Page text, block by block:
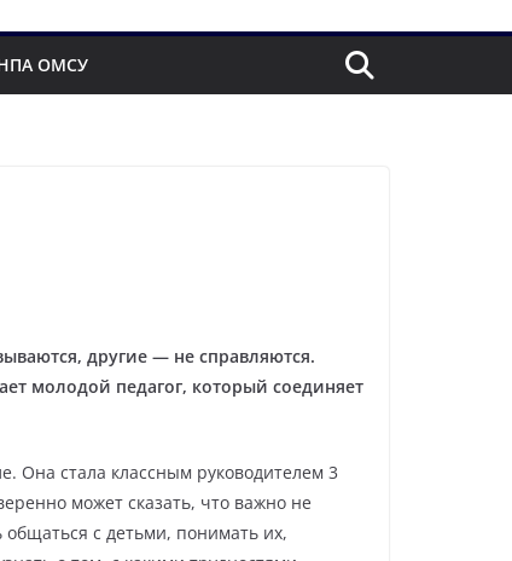
ОМСУ
другие — не справляются.
молодой педагог, который соединяет
Она стала классным руководителем 3
может сказать, что важно не
с детьми, понимать их,